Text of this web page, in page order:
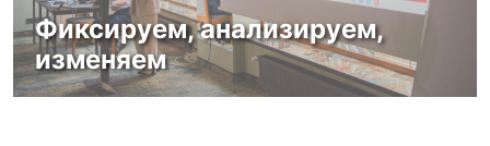
Фиксируем, анализируем,
изменяем